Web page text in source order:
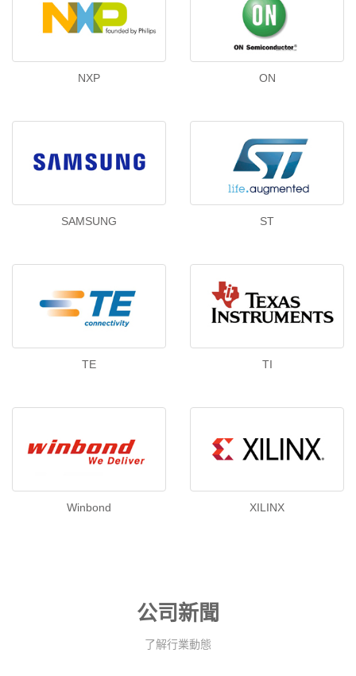
NXP ON
SAMSUNG ST
TE TI
Winbond XILINX
公司新聞
了解行業動態